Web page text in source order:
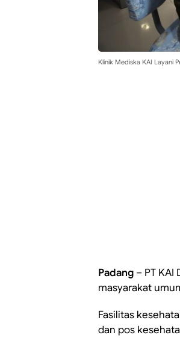
Klinik Mediska KAI Layani
Padang – PT
masyarakat
Fasilitas
dan pos